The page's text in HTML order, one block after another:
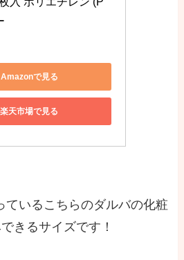
Amazonで見る
楽天市場で見る
ているこちらのダルバの化粧
きるサイズです！